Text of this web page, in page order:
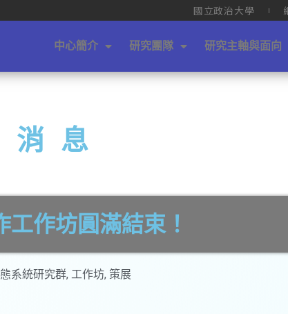
國立政治大學
中心簡介 研究團隊 研究主軸與面向
消息
作坊圓滿結束！
系統研究群, 工作坊, 策展